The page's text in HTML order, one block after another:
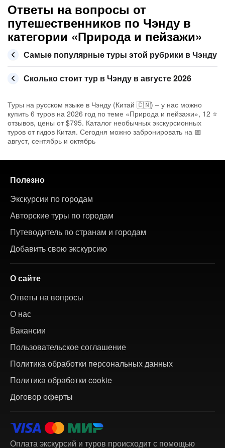
Ответы на вопросы от
путешественников по Чэнду в
категории «Природа и пейзажи»
Самые популярные туры этой рубрики в Чэнду
Сколько стоит тур в Чэнду в августе 2026
Туры на русском языке в Чэнду (Китай 🇨🇳) – у нас можно
купить 6 туров на 2026 год по теме «Природа и пейзажи», 12 ⭐
отзывов, цены от $795. Каталог необычных экскурсионных
туров от гидов Китая. Сегодня можно забронировать на 📅
август, сентябрь и октябрь
Полезно
Экскурсии по городам
Авторские туры по городам
Путеводитель по странам и городам
Добавить свою экскурсию
О сайте
Ответы на вопросы
О нас
Вакансии
Пользовательское соглашение
Политика обработки персональных данных
Политика обработки cookie
Договор оферты
Оплата экскурсий и туров происходит с помощью